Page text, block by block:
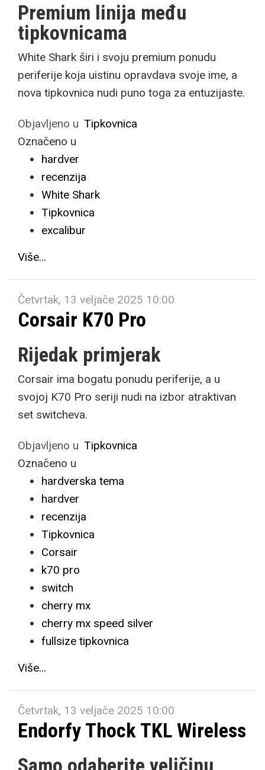
Premium linija među
tipkovnicama
White Shark širi i svoju premium ponudu
periferije koja uistinu opravdava svoje ime, a
nova tipkovnica nudi puno toga za entuzijaste.
Objavljeno u Tipkovnica
Označeno u
hardver
recenzija
White Shark
Tipkovnica
excalibur
Više...
Četvrtak, 13 veljače 2025 10:00
Corsair K70 Pro
Rijedak primjerak
Corsair ima bogatu ponudu periferije, a u
svojoj K70 Pro seriji nudi na izbor atraktivan
set switcheva.
Objavljeno u Tipkovnica
Označeno u
hardverska tema
hardver
recenzija
Tipkovnica
Corsair
k70 pro
switch
cherry mx
cherry mx speed silver
fullsize tipkovnica
Više...
Četvrtak, 13 veljače 2025 10:00
Endorfy Thock TKL Wireless
Samo odaberite veličinu